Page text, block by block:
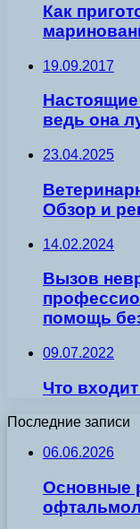
Как
19.09.2017
ведь она
23.04.2025
Обзор и
14.02.2024
Вызов
помощь
09.07.2022
Что
Последние записи
06.06.2026
Основные